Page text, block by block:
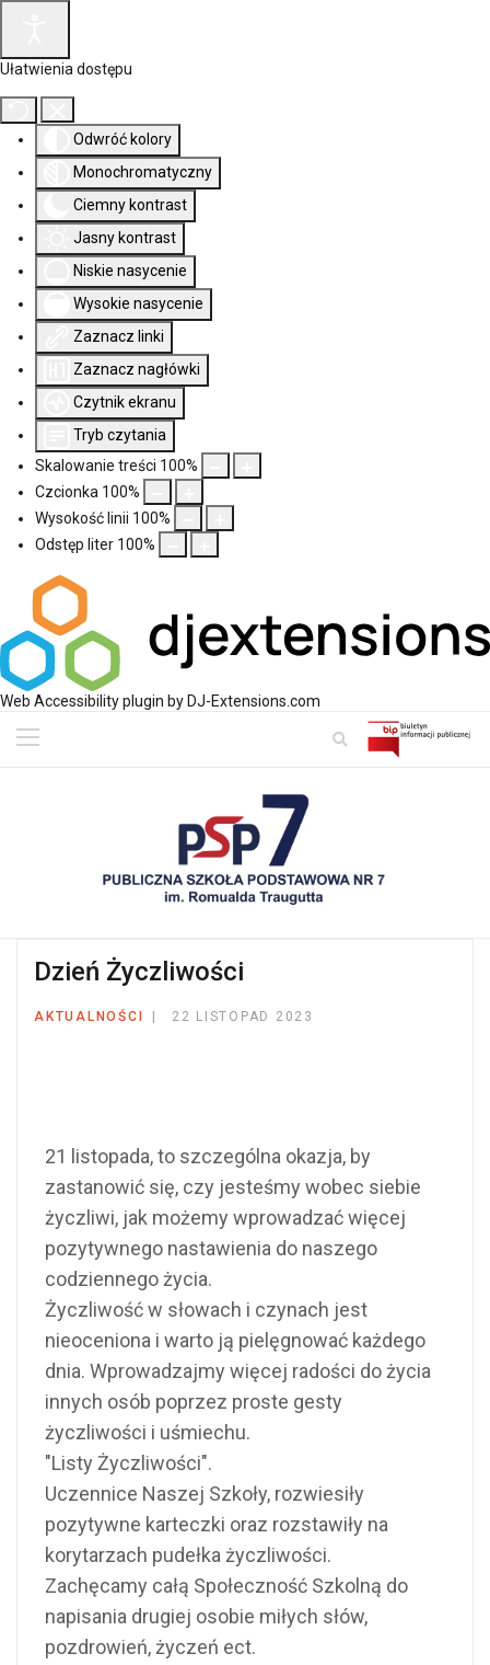
Ułatwienia dostępu
Odwróć kolory
Monochromatyczny
Ciemny kontrast
Jasny kontrast
Niskie nasycenie
Wysokie nasycenie
Zaznacz linki
Zaznacz nagłówki
Czytnik ekranu
Tryb czytania
Skalowanie treści 100%
Czcionka 100%
Wysokość linii 100%
Odstęp liter 100%
Web Accessibility plugin by DJ-Extensions.com
Dzień Życzliwości
AKTUALNOŚCI 22 LISTOPAD 2023
21 listopada, to szczególna okazja, by
zastanowić się, czy jesteśmy wobec siebie
życzliwi, jak możemy wprowadzać więcej
pozytywnego nastawienia do naszego
codziennego życia.
Życzliwość w słowach i czynach jest
nieoceniona i warto ją pielęgnować każdego
dnia. Wprowadzajmy więcej radości do życia
innych osób poprzez proste gesty
życzliwości i uśmiechu.
"Listy Życzliwości".
Uczennice Naszej Szkoły, rozwiesiły
pozytywne karteczki oraz rozstawiły na
korytarzach pudełka życzliwości.
Zachęcamy całą Społeczność Szkolną do
napisania drugiej osobie miłych słów,
pozdrowień, życzeń ect.